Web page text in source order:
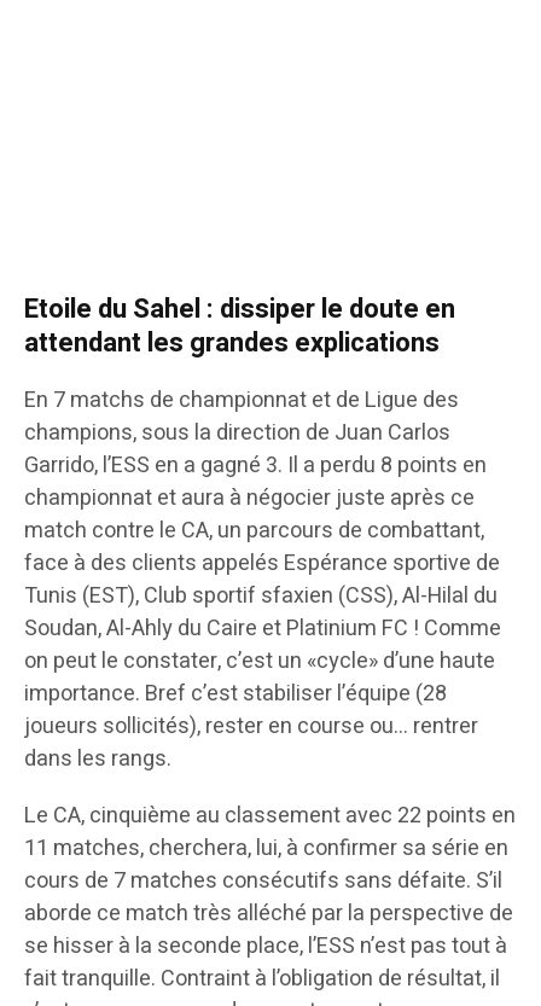
Etoile du Sahel : dissiper le doute en
attendant les grandes explications
En 7 matchs de championnat et de Ligue des
champions, sous la direction de Juan Carlos
Garrido, l’ESS en a gagné 3. Il a perdu 8 points en
championnat et aura à négocier juste après ce
match contre le CA, un parcours de combattant,
face à des clients appelés Espérance sportive de
Tunis (EST), Club sportif sfaxien (CSS), Al-Hilal du
Soudan, Al-Ahly du Caire et Platinium FC ! Comme
on peut le constater, c’est un «cycle» d’une haute
importance. Bref c’est stabiliser l’équipe (28
joueurs sollicités), rester en course ou… rentrer
dans les rangs.
Le CA, cinquième au classement avec 22 points en
11 matches, cherchera, lui, à confirmer sa série en
cours de 7 matches consécutifs sans défaite. S’il
aborde ce match très alléché par la perspective de
se hisser à la seconde place, l’ESS n’est pas tout à
fait tranquille. Contraint à l’obligation de résultat, il